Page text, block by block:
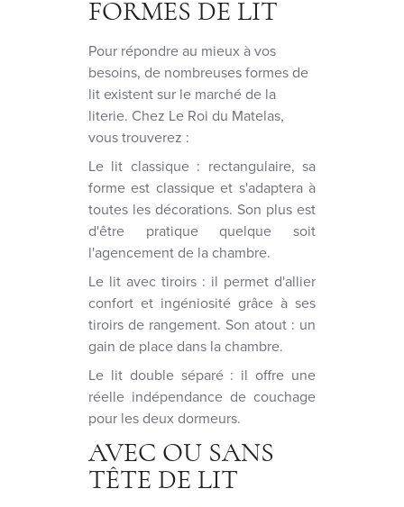
FORMES DE LIT
Pour répondre au mieux à vos
besoins, de nombreuses formes de
lit existent sur le marché de la
literie. Chez Le Roi du Matelas,
vous trouverez :
Le lit classique : rectangulaire, sa
forme est classique et s'adaptera à
toutes les décorations. Son plus est
d'être pratique quelque soit
l'agencement de la chambre.
Le lit avec tiroirs : il permet d'allier
confort et ingéniosité grâce à ses
tiroirs de rangement. Son atout : un
gain de place dans la chambre.
Le lit double séparé : il offre une
réelle indépendance de couchage
pour les deux dormeurs.
AVEC OU SANS
TÊTE DE LIT